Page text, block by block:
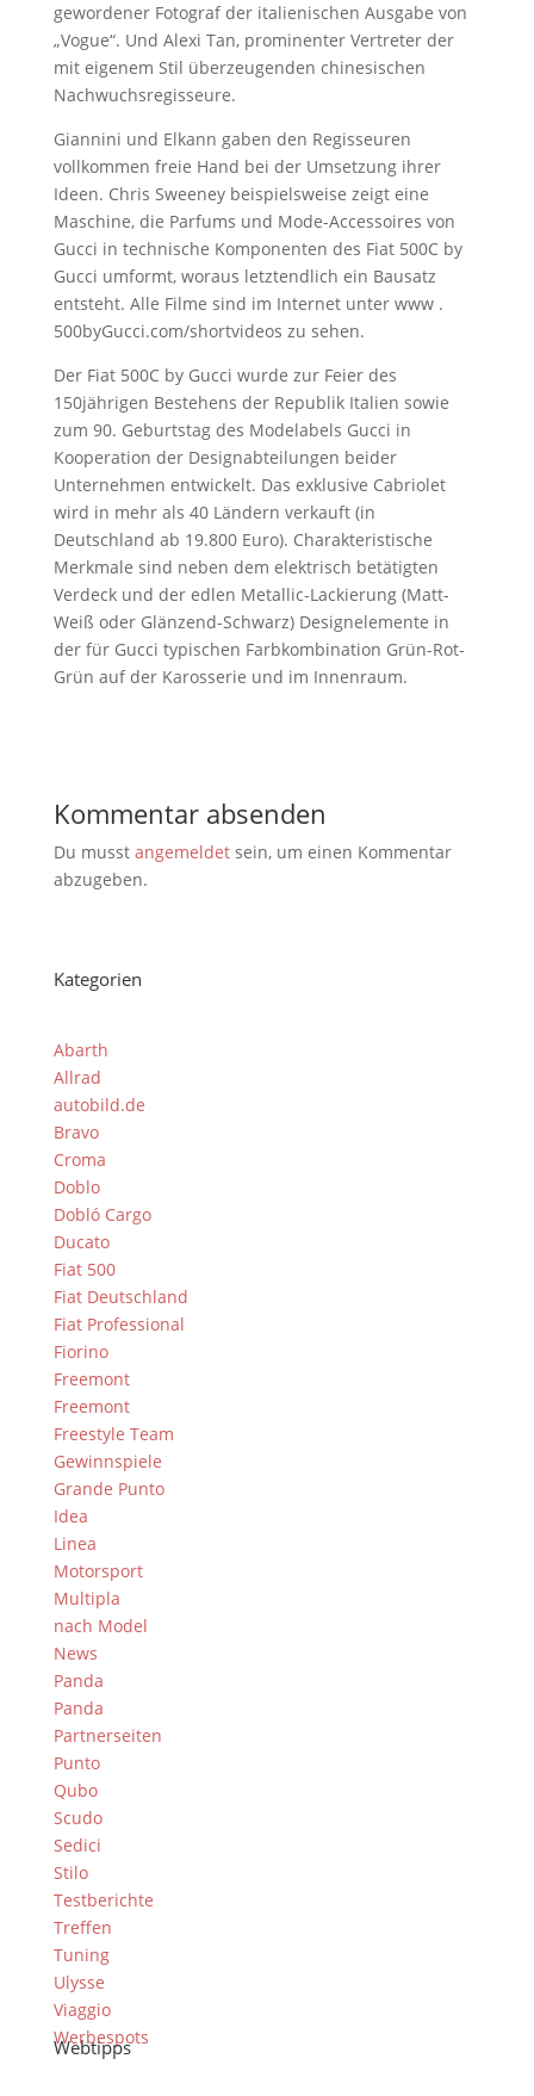
gewordener Fotograf der italienischen Ausgabe von
„Vogue“. Und Alexi Tan, prominenter Vertreter der
mit eigenem Stil überzeugenden chinesischen
Nachwuchsregisseure.
Giannini und Elkann gaben den Regisseuren
vollkommen freie Hand bei der Umsetzung ihrer
Ideen. Chris Sweeney beispielsweise zeigt eine
Maschine, die Parfums und Mode-Accessoires von
Gucci in technische Komponenten des Fiat 500C by
Gucci umformt, woraus letztendlich ein Bausatz
entsteht. Alle Filme sind im Internet unter www .
500byGucci.com/shortvideos zu sehen.
Der Fiat 500C by Gucci wurde zur Feier des
150jährigen Bestehens der Republik Italien sowie
zum 90. Geburtstag des Modelabels Gucci in
Kooperation der Designabteilungen beider
Unternehmen entwickelt. Das exklusive Cabriolet
wird in mehr als 40 Ländern verkauft (in
Deutschland ab 19.800 Euro). Charakteristische
Merkmale sind neben dem elektrisch betätigten
Verdeck und der edlen Metallic-Lackierung (Matt-
Weiß oder Glänzend-Schwarz) Designelemente in
der für Gucci typischen Farbkombination Grün-Rot-
Grün auf der Karosserie und im Innenraum.
Kommentar absenden
Du musst angemeldetsein, um einen Kommentar
abzugeben.
Kategorien
Abarth
Allrad
autobild.de
Bravo
Croma
Doblo
Dobló Cargo
Ducato
Fiat 500
Fiat Deutschland
Fiat Professional
Fiorino
Freemont
Freemont
Freestyle Team
Gewinnspiele
Grande Punto
Idea
Linea
Motorsport
Multipla
nach Model
News
Panda
Panda
Partnerseiten
Punto
Qubo
Scudo
Sedici
Stilo
Testberichte
Treffen
Tuning
Ulysse
Viaggio
Werbespots
Webtipps